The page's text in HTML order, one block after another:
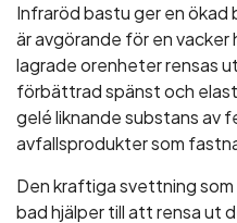
Infraröd bastu ger en ökad
är avgörande för en vacker
lagrade orenheter rensas
förbättrad spänst och
gelé liknande substans av
avfallsprodukter som
Den kraftiga svettning
bad hjälper till att rensa ut